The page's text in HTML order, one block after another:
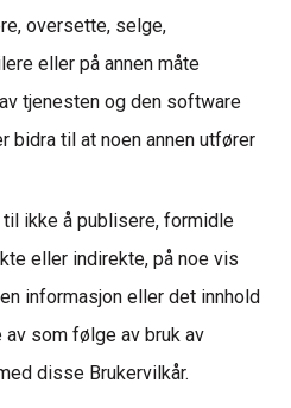
oversette, selge,
eller på annen måte
tjenesten og den software
bidra til at noen annen utfører
ikke å publisere, formidle
eller indirekte, på noe vis
informasjon eller det innhold
som følge av bruk av
disse Brukervilkår.